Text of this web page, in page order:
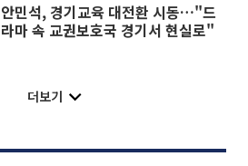
안민석, 경기교육 대전환 시동…"드
라마 속 교권보호국 경기서 현실로"
더보기